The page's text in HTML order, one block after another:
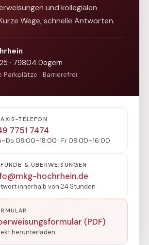
und kollegialen
Wege, schnelle Antworten.
· 79804 Dogern
Parkplätze · Barrierefrei
TELEFON
7751 7474
08:00–18:00 · Fr 08:00–16:00
& ÜBERWEISUNGEN
hochrhein.de
innerhalb von 24 Stunden
(PDF)
herunterladen